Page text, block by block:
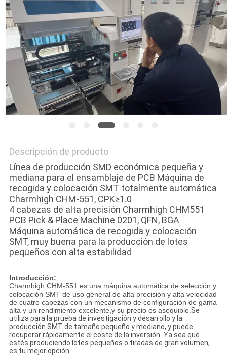
MAPA
DEL
SITIO
POLÍTICA
DE
PRIVACIDAD
Descripción de producto
Línea de producción SMD económica pequeña y
mediana para el ensamblaje de PCB Máquina de
recogida y colocación SMT totalmente automática
Charmhigh CHM-551, CPK≥1.0
4 cabezas de alta precisión Charmhigh CHM551
PCB Pick & Place Machine 0201, QFN, BGA
Máquina automática de recogida y colocación
SMT, muy buena para la producción de lotes
pequeños con alta estabilidad
Introducción:
Charmhigh CHM-551 es una máquina automática de selección y
colocación SMT de uso general de alta precisión y alta velocidad
de cuatro cabezas con un mecanismo de configuración de gama
alta y un rendimiento excelente,y su precio es asequible.Se
utiliza para la prueba de investigación y desarrollo y la
producción SMT de tamaño pequeño y mediano, y puede
recuperar rápidamente el coste de la inversión. Ya sea que
estés produciendo lotes pequeños o tiradas de gran volumen,
es tu mejor opción.